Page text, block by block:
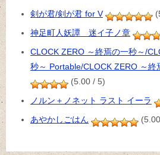
剣が君/剣が君 for V
神足町人妖譚 迷イ子ノ章
CLOCK ZERO ～終焉の一秒～/
秒～ Portable/CLOCK ZERO ～終
(5.00 / 5)
ノルン＋ノネット ラスト イーラ
あやかしごはん